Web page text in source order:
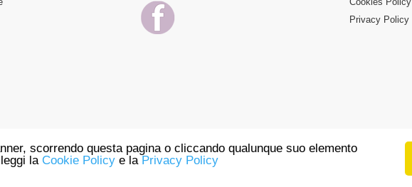
Privacy Policy
scorrendo questa pagina o cliccando qualunque suo elemento
la Cookie Policy e la Privacy Policy
xk1nj9r0/public_html/wp-content/themes/milano/includes/metabox/init.php